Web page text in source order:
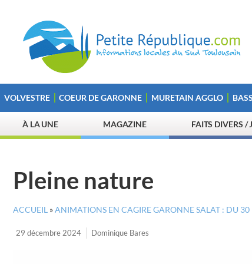
VOLVESTRE COEUR DE GARONNE MURETAIN AGGLO
À LA UNE MAGAZINE FAITS DIVERS /
Pleine nature
ACCUEIL »ANIMATIONS EN CAGIRE GARONNE SALAT : DU
29 décembre 2024 Dominique Bares